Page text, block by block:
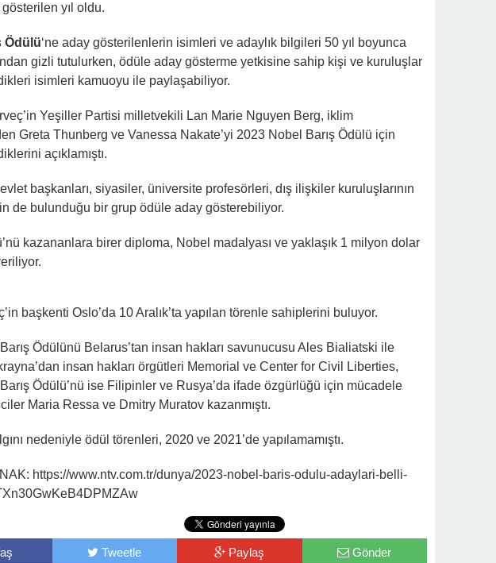
yıl oldu.
Ödülü‘ne aday gösterilenlerin isimleri ve adaylık bilgileri 50 yıl boyunca
gizli tutulurken, ödüle aday gösterme yetkisine sahip kişi ve kuruluşlar
isimleri kamuoyu ile paylaşabiliyor.
Yeşiller Partisi milletvekili Lan Marie Nguyen Berg, iklim
Greta Thunberg ve Vanessa Nakate’yi 2023 Nobel Barış Ödülü için
açıklamıştı.
başkanları, siyasiler, üniversite profesörleri, dış ilişkiler kuruluşlarının
de bulunduğu bir grup ödüle aday gösterebiliyor.
kazananlara birer diploma, Nobel madalyası ve yaklaşık 1 milyon dolar
başkenti Oslo’da 10 Aralık’ta yapılan törenle sahiplerini buluyor.
Ödülünü Belarus’tan insan hakları savunucusu Ales Bialiatski ile
insan hakları örgütleri Memorial ve Center for Civil Liberties,
Ödülü’nü ise Filipinler ve Rusya’da ifade özgürlüğü için mücadele
Maria Ressa ve Dmitry Muratov kazanmıştı.
nedeniyle ödül törenleri, 2020 ve 2021’de yapılamamıştı.
https://www.ntv.com.tr/dunya/2023-nobel-baris-odulu-adaylari-belli-
Tweetle Paylaş Gönder